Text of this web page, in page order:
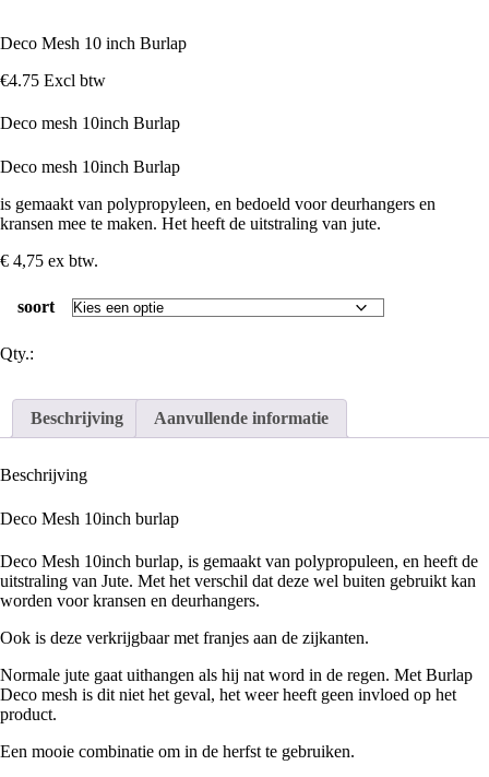
Deco Mesh 10 inch Burlap
€4.75 Excl btw
Deco mesh 10inch Burlap
Deco mesh 10inch Burlap
is gemaakt van polypropyleen, en bedoeld voor deurhangers en
kransen mee te maken. Het heeft de uitstraling van jute.
€ 4,75 ex btw.
soort
Qty.:
Beschrijving Aanvullende informatie
Beschrijving
Deco Mesh 10inch burlap
Deco Mesh 10inch burlap, is gemaakt van polypropuleen, en heeft de
uitstraling van Jute. Met het verschil dat deze wel buiten gebruikt kan
worden voor kransen en deurhangers.
Ook is deze verkrijgbaar met franjes aan de zijkanten.
Normale jute gaat uithangen als hij nat word in de regen. Met Burlap
Deco mesh is dit niet het geval, het weer heeft geen invloed op het
product.
Een mooie combinatie om in de herfst te gebruiken.